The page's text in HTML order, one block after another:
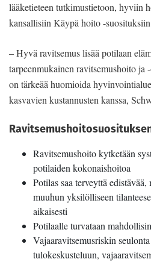
lääketieteen tutkimustietoon, hyviin
kansallisiin Käypä hoito -
– Hyvä ravitsemus lisää potilaan
tarpeenmukainen ravitsemushoito ja
on tärkeää huomioida
kasvavien kustannusten kanssa,
Ravitsemushoito kytketään
potilaiden kokonaishoitoa
Potilas saa terveyttä
muuhun yksilölliseen
aikaisesti
Potilaalle turvataan
Vajaaravitsemusriskin
tulokeskusteluun,